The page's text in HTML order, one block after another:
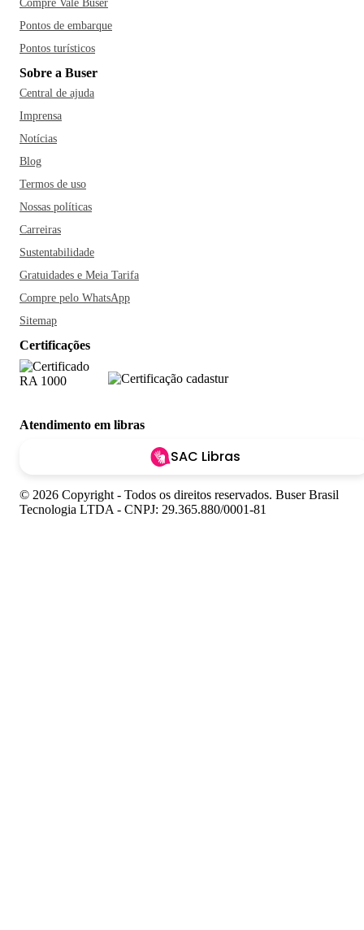
Compre Vale Buser
Pontos de embarque
Pontos turísticos
Sobre a Buser
Central de ajuda
Imprensa
Notícias
Blog
Termos de uso
Nossas políticas
Carreiras
Sustentabilidade
Gratuidades e Meia Tarifa
Compre pelo WhatsApp
Sitemap
Certificações
Atendimento em libras
SAC Libras
© 2026 Copyright - Todos os direitos reservados. Buser Brasil
Tecnologia LTDA - CNPJ: 29.365.880/0001-81